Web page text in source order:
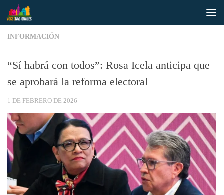
Saltar al contenido
INFORMACIÓN
“Sí habrá con todos”: Rosa Icela anticipa que
se aprobará la reforma electoral
1 DE FEBRERO DE 2026